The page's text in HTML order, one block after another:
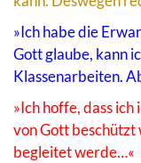
»Ich habe die
Gott glaube, kann
Klassenarbeiten.
»Ich hoffe, dass ich
von Gott beschützt
begleitet werde…«